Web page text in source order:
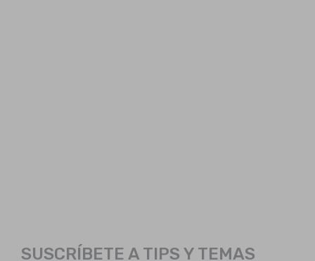
SUSCRÍBETE A TIPS Y TEMAS